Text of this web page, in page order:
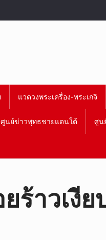
แวดวงพระเครื่อง-พระเกจิ
ศูนย์ข่าวพุทธชายแดนใต้ ศูน
ร้าวเงีย